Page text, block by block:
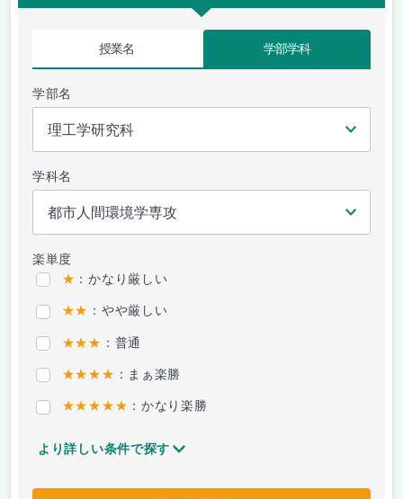
授業名 学部学科
学部名
学科名
楽単度
★ ：かなり厳しい
★★ ：やや厳しい
★★★ ：普通
★★★★ ：まぁ楽勝
★★★★★ ：かなり楽勝
より詳しい条件で探す